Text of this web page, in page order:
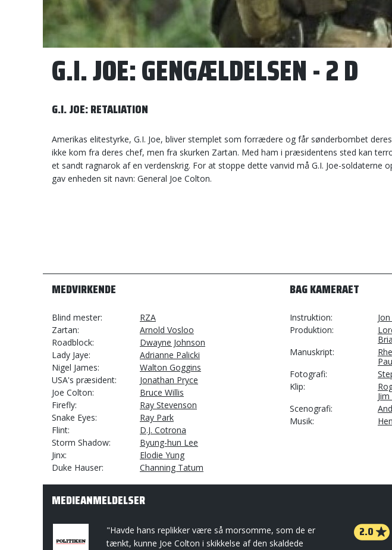
G.I. JOE: GENGÆLDELSEN - 2 D
G.I. JOE: RETALIATION
Amerikas elitestyrke, G.I. Joe, bliver stemplet som forrædere og får sønderbombet
ikke kom fra deres chef, men fra skurken Zartan. Med ham i præsidentens sted kan
et sandt ragnarok af en verdenskrig. For at stoppe dette vanvid må G.I. Joe-soldaterne
gav enheden sit navn: General Joe Colton.
MEDVIRKENDE
Blind mester
RZA
Zartan
Arnold Vosloo
Roadblock
Dwayne Johnson
Lady Jaye
Adrianne Palicki
Nigel James
Walton Goggins
USA's præsident
Jonathan Pryce
Joe Colton
Bruce Willis
Firefly
Ray Stevenson
Snake Eyes
Ray Park
Flint
D.J. Cotrona
Storm Shadow
Byung-hun Lee
Jinx
Elodie Yung
Duke Hauser
Channing Tatum
BAG KAMERAET
Instruktion
Produktion
Manuskript
Fotografi
Klip
Scenografi
Musik
MEDIEANMELDELSER
"Havde hans replikker være så morsomme, som de er
tænkt, kunne Joe Colton i skikkelse af den skaldede
2.0